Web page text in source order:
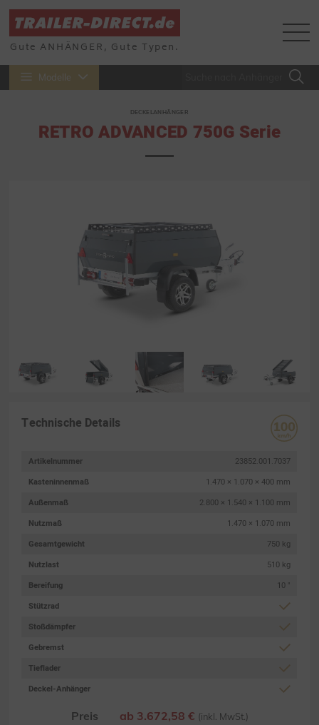
Gute ANHÄNGER, Gute Typen.
Modelle
DECKELANHÄNGER
RETRO ADVANCED 750G Serie
Technische Details
Artikelnummer
23852.001.7037
Kasteninnenmaß
1.470 × 1.070 × 400 mm
Außenmaß
2.800 × 1.540 × 1.100 mm
Nutzmaß
1.470 × 1.070 mm
Gesamtgewicht
750 kg
Nutzlast
510 kg
Bereifung
10 "
Stützrad
Stoßdämpfer
Gebremst
Tieflader
Deckel-Anhänger
Preis ab 3.672,58 € (inkl. MwSt.)